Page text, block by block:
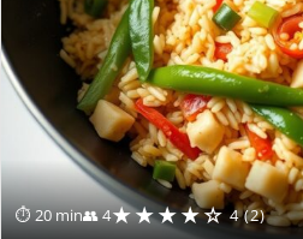
⏱ 20 min👥 4★★★★☆ 4 (2)